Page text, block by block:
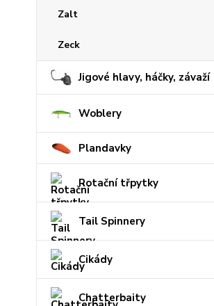
Zalt
Zeck
Jigové hlavy, háčky, závaží
Woblery
Plandavky
Rotační třpytky
Tail Spinnery
Cikády
Chatterbaity